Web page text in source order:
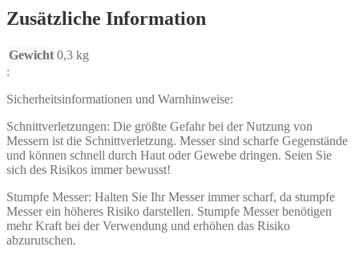
Zusätzliche Information
Gewicht 0,3 kg
:
Sicherheitsinformationen und Warnhinweise:
Schnittverletzungen: Die größte Gefahr bei der Nutzung von
Messern ist die Schnittverletzung. Messer sind scharfe Gegenstände
und können schnell durch Haut oder Gewebe dringen. Seien Sie
sich des Risikos immer bewusst!
Stumpfe Messer: Halten Sie Ihr Messer immer scharf, da stumpfe
Messer ein höheres Risiko darstellen. Stumpfe Messer benötigen
mehr Kraft bei der Verwendung und erhöhen das Risiko
abzurutschen.